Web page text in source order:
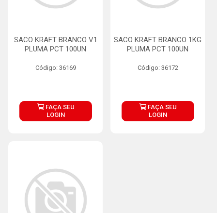
SACO KRAFT BRANCO V1
PLUMA PCT 100UN
Código: 36169
FAÇA SEU
LOGIN
SACO KRAFT BRANCO 1KG
PLUMA PCT 100UN
Código: 36172
FAÇA SEU
LOGIN